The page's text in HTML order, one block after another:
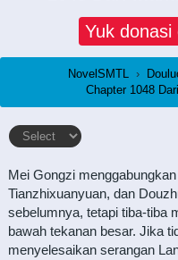
Yuk donasi
NovelSMTL ›
Chapter 1048
Mei Gongzi
Tianzhixuanyuan, dan
sebelumnya, tetapi tiba-tiba
bawah tekanan besar. Jika
menyelesaikan serangan